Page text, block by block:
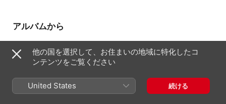
アルバムから
De Película, Vol. II
Gabriel Martell
他の国を選択して、お住まいの地域に特化したコ
ンテンツをご覧ください
United States 続ける